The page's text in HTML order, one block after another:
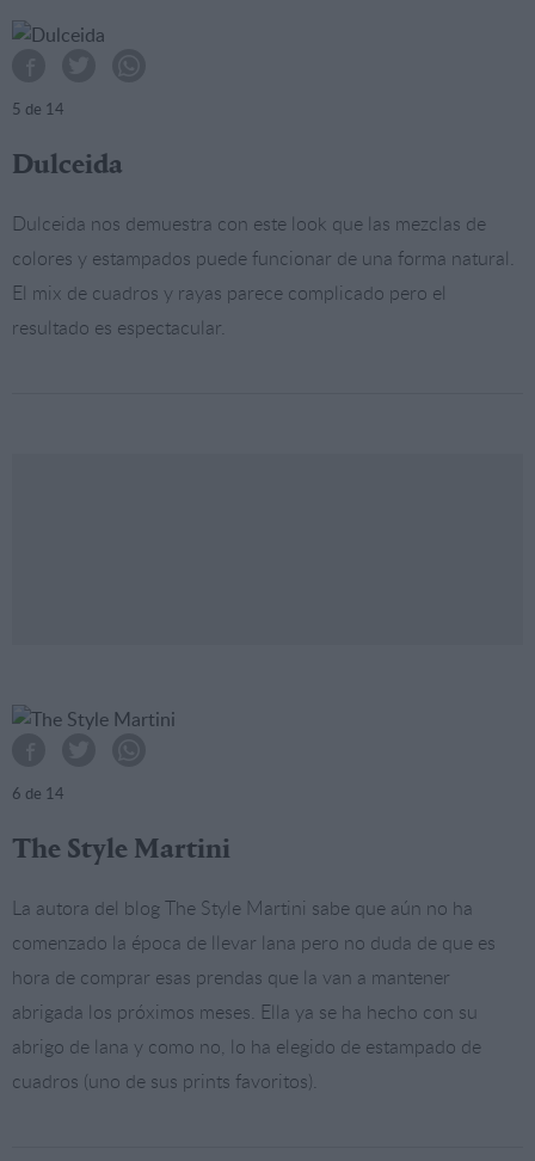
5 de 14
Dulceida
Dulceida nos demuestra con este look que las mezclas de
colores y estampados puede funcionar de una forma natural.
El mix de cuadros y rayas parece complicado pero el
resultado es espectacular.
6 de 14
The Style Martini
La autora del blog The Style Martini sabe que aún no ha
comenzado la época de llevar lana pero no duda de que es
hora de comprar esas prendas que la van a mantener
abrigada los próximos meses. Ella ya se ha hecho con su
abrigo de lana y como no, lo ha elegido de estampado de
cuadros (uno de sus prints favoritos).